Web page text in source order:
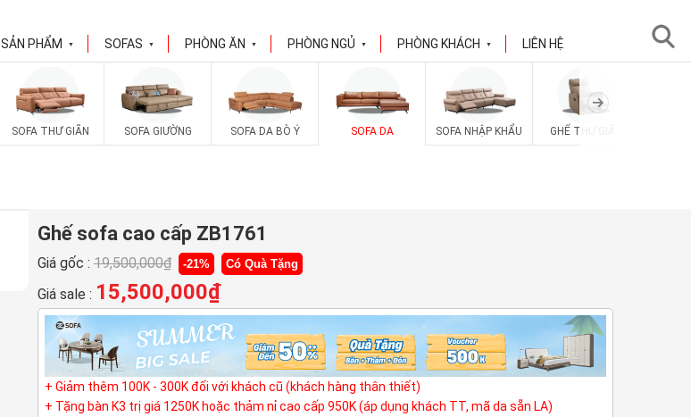
SẢN PHẨM ▼ SOFAS ▼ PHÒNG ĂN ▼ PHÒNG NGỦ ▼ PHÒNG KHÁCH ▼ LIÊN HỆ
SOFA THƯ GIÃN SOFA GIƯỜNG SOFA DA BÒ Ý SOFA DA SOFA NHẬP KHẨU GHẾ THƯ GIÃN
Ghế sofa cao cấp ZB1761
Giá gốc : 19,500,000₫ -21% Có Quà Tặng
Giá sale : 15,500,000₫
+ Giảm thêm 100K - 300K đối với khách cũ (khách hàng thân thiết)
+ Tặng bàn K3 trị giá 1250K hoặc thảm nỉ cao cấp 950K (áp dụng khách TT, mã da sẵn LA)